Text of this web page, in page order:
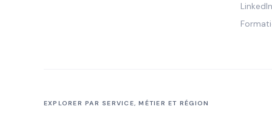
EXPLORER PAR SERVICE, MÉTIER ET RÉGION